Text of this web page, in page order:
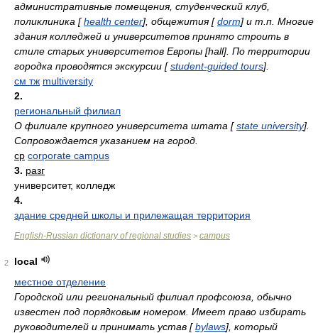
административные помещения, студенческий клуб,
поликлиника [health center], общежития [dorm] и т.п. Многие
здания колледжей и университетов принято строить в
стиле старых университетов Европы [hall]. По территории
городка проводятся экскурсии [student-guided tours].
см тж multiversity
2.
региональный филиал
О филиале крупного университета штата [state university].
Сопровождается указанием на город.
ср corporate campus
3. разг
университет, колледж
4.
здание средней школы и прилежащая территория
English-Russian dictionary of regional studies > campus
2
local
местное отделение
Городской или региональный филиал профсоюза, обычно
известен под порядковым номером. Имеет право избирать
руководителей и принимать устав [bylaws], который